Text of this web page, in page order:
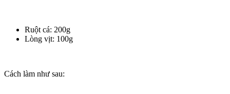
Ruột cá: 200g
Lòng vịt: 100g
Cách làm như sau: